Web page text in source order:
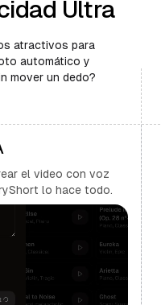
Ultra
atractivos para
automático y
mover un dedo?
el video con voz
lo hace todo.